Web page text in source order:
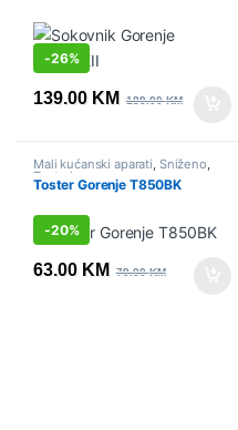
-26%
139.00 KM 189.00KM
Mali kućanski aparati, Sniženo,
Tosteri
Toster Gorenje T850BK
-20%
63.00 KM 79.00KM